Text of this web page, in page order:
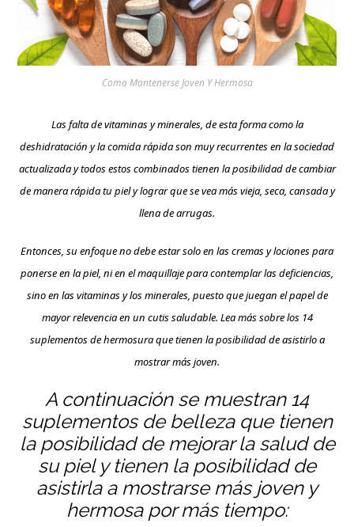
Como Mantenerse Joven Y Hermosa
Las falta de vitaminas y minerales, de esta forma como la
deshidratación y la comida rápida son muy recurrentes en la sociedad
actualizada y todos estos combinados tienen la posibilidad de cambiar
de manera rápida tu piel y lograr que se vea más vieja, seca, cansada y
llena de arrugas.
Entonces, su enfoque no debe estar solo en las cremas y lociones para
ponerse en la piel, ni en el maquillaje para contemplar las deficiencias,
sino en las vitaminas y los minerales, puesto que juegan el papel de
mayor relevencia en un cutis saludable. Lea más sobre los 14
suplementos de hermosura que tienen la posibilidad de asistirlo a
mostrar más joven.
A continuación se muestran 14
suplementos de belleza que tienen
la posibilidad de mejorar la salud de
su piel y tienen la posibilidad de
asistirla a mostrarse más joven y
hermosa por más tiempo: